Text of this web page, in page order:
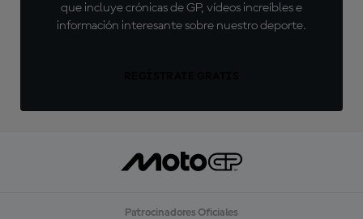
que incluye crónicas de GP, vídeos increíbles e
información interesante sobre nuestro deporte.
Patrocinadores Oficiales